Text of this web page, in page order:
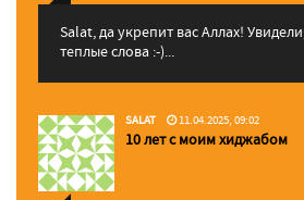
Salat, да укрепит вас Аллаx!
теплые слова :-)...
SALAT 11.04.2025, 09:02
10 лет с моим хиджабом